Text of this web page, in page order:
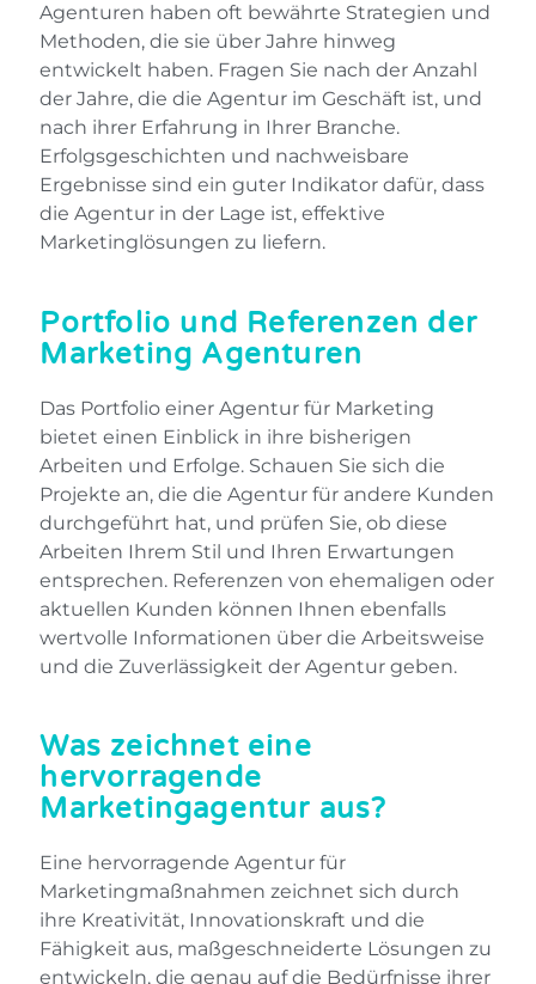
Agenturen haben oft bewährte Strategien und
Methoden, die sie über Jahre hinweg
entwickelt haben. Fragen Sie nach der Anzahl
der Jahre, die die Agentur im Geschäft ist, und
nach ihrer Erfahrung in Ihrer Branche.
Erfolgsgeschichten und nachweisbare
Ergebnisse sind ein guter Indikator dafür, dass
die Agentur in der Lage ist, effektive
Marketinglösungen zu liefern.
Portfolio und Referenzen der
Marketing Agenturen
Das Portfolio einer Agentur für Marketing
bietet einen Einblick in ihre bisherigen
Arbeiten und Erfolge. Schauen Sie sich die
Projekte an, die die Agentur für andere Kunden
durchgeführt hat, und prüfen Sie, ob diese
Arbeiten Ihrem Stil und Ihren Erwartungen
entsprechen. Referenzen von ehemaligen oder
aktuellen Kunden können Ihnen ebenfalls
wertvolle Informationen über die Arbeitsweise
und die Zuverlässigkeit der Agentur geben.
Was zeichnet eine
hervorragende
Marketingagentur aus?
Eine hervorragende Agentur für
Marketingmaßnahmen zeichnet sich durch
ihre Kreativität, Innovationskraft und die
Fähigkeit aus, maßgeschneiderte Lösungen zu
entwickeln, die genau auf die Bedürfnisse ihrer